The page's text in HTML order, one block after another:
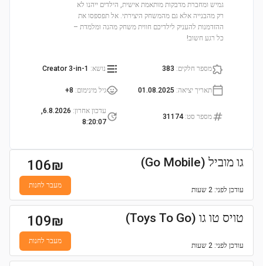
גמיש ומחברת מדבקות מותאמת אישית, הילדים ייהנו לא
רק מהבנייה אלא גם מהמשחק היצירתי. אל תפספסו את
ההזדמנות להעניק לילדיכם חווית משחק מהנה ומלמדת –
כל רגע חשוב!
מספר חלקים:
383 נושא:
Creator 3-in-1
תאריך יציאה:
01.08.2025 גיל מינימום:
8+
מספר סט:
31174
עדכון אחרון:
6.8.2026,
8:20:07
גו מוביל (Go Mobile)
עודכן לפני: 2 שעות
106₪
מעבר לחנות
טויס טו גו (Toys To Go)
עודכן לפני: 2 שעות
109₪
מעבר לחנות